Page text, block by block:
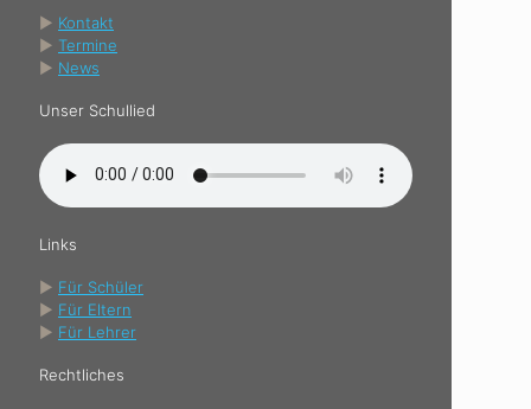
► Kontakt
► Termine
► News
Unser Schullied
Links
► Für Schüler
► Für Eltern
► Für Lehrer
Rechtliches